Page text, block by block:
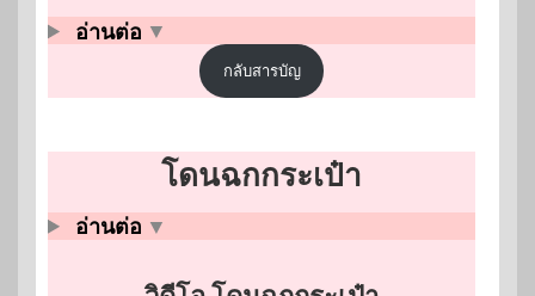
อ่านต่อ ▼
กลับสารบัญ
โดนฉกกระเป๋า
อ่านต่อ ▼